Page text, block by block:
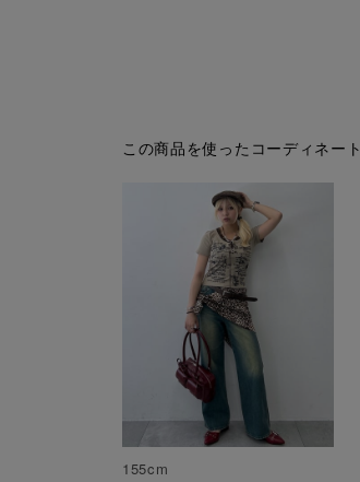
この商品を使ったコーディネート
155cm